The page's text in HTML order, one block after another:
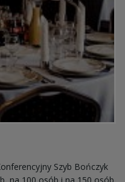
Szyb Bończyk